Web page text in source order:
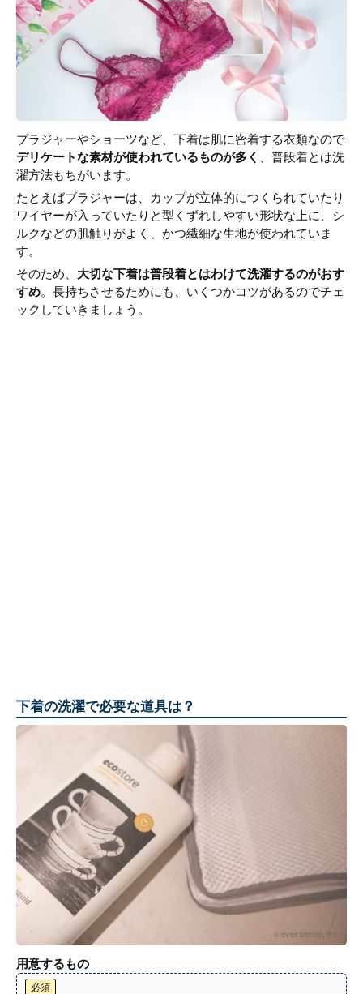
ブラジャーやショーツなど、下着は肌に密着する衣類なので
デリケートな素材が使われているものが多く
、普段着とは洗
濯方法もちがいます。
たとえばブラジャーは、カップが立体的につくられていたり
ワイヤーが入っていたりと型くずれしやすい形状な上に、シ
ルクなどの肌触りがよく、かつ繊細な生地が使われていま
す。
そのため、 大切な下着は普段着とはわけて洗濯するのがおす
すめ。長持ちさせるためにも、いくつかコツがあるのでチェ
ックしていきましょう。
下着の洗濯で必要な道具は？
用意するもの
必須